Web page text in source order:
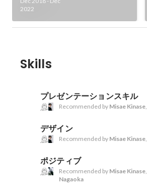
2022
Skills
プレゼンテーションスキル
Recommended by Misae Kinase,
デザイン
Recommended by Misae Kinase,
ポジティブ
Recommended by Misae Kinase,
Nagaoka